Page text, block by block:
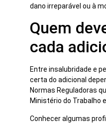
dano irreparável ou à
Quem
cada
Entre insalubridade e
certa do adicional
Normas Reguladoras
Ministério do Trabalho
Conhecer algumas